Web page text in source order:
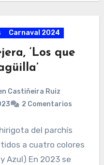
Carnaval 2024
‘Los que
Castiñeira Ruiz
2 Comentarios
del parchís
a cuatro colores
Azul) En 2023 se